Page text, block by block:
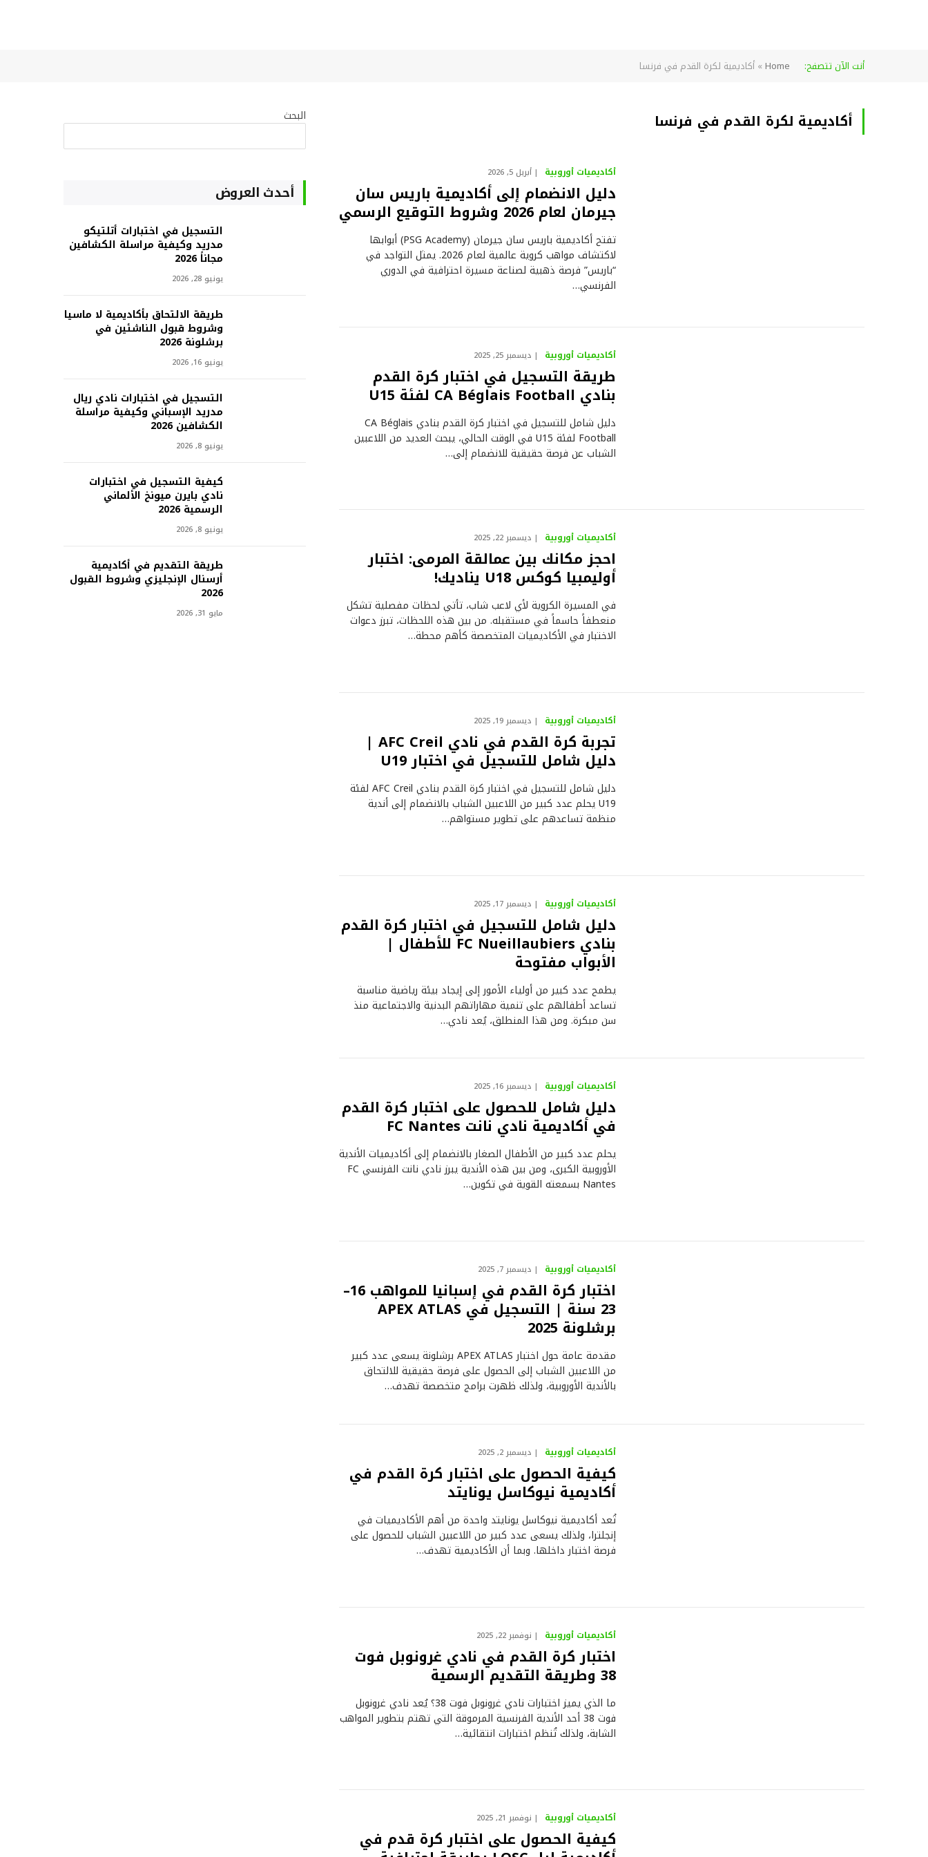
أنت الآن تتصفح: Home
» أكاديمية لكرة القدم في فرنسا
أكاديمية لكرة القدم في فرنسا
أكاديميات أوروبية أبريل 5, 2026
دليل الانضمام إلى أكاديمية باريس سان
جيرمان لعام 2026 وشروط التوقيع الرسمي
تفتح أكاديمية باريس سان جيرمان (PSG Academy) أبوابها
لاكتشاف مواهب كروية عالمية لعام 2026. يمثل التواجد في
“باريس” فرصة ذهبية لصناعة مسيرة احترافية في الدوري
الفرنسي…
أكاديميات أوروبية ديسمبر 25, 2025
طريقة التسجيل في اختبار كرة القدم
بنادي CA Béglais Football لفئة U15
دليل شامل للتسجيل في اختبار كرة القدم بنادي CA Béglais
Football لفئة U15 في الوقت الحالي، يبحث العديد من اللاعبين
الشباب عن فرصة حقيقية للانضمام إلى…
أكاديميات أوروبية ديسمبر 22, 2025
احجز مكانك بين عمالقة المرمى: اختبار
أوليمبيا كوكس U18 يناديك!
في المسيرة الكروية لأي لاعب شاب، تأتي لحظات مفصلية تشكل
منعطفاً حاسماً في مستقبله. من بين هذه اللحظات، تبرز دعوات
الاختبار في الأكاديميات المتخصصة كأهم محطة…
أكاديميات أوروبية ديسمبر 19, 2025
تجربة كرة القدم في نادي AFC Creil |
دليل شامل للتسجيل في اختبار U19
دليل شامل للتسجيل في اختبار كرة القدم بنادي AFC Creil لفئة
U19 يحلم عدد كبير من اللاعبين الشباب بالانضمام إلى أندية
منظمة تساعدهم على تطوير مستواهم…
أكاديميات أوروبية ديسمبر 17, 2025
دليل شامل للتسجيل في اختبار كرة القدم
بنادي FC Nueillaubiers للأطفال |
الأبواب مفتوحة
يطمح عدد كبير من أولياء الأمور إلى إيجاد بيئة رياضية مناسبة
تساعد أطفالهم على تنمية مهاراتهم البدنية والاجتماعية منذ
سن مبكرة. ومن هذا المنطلق، يُعد نادي…
أكاديميات أوروبية ديسمبر 16, 2025
دليل شامل للحصول على اختبار كرة القدم
في أكاديمية نادي نانت FC Nantes
يحلم عدد كبير من الأطفال الصغار بالانضمام إلى أكاديميات الأندية
الأوروبية الكبرى، ومن بين هذه الأندية يبرز نادي نانت الفرنسي FC
Nantes بسمعته القوية في تكوين…
أكاديميات أوروبية ديسمبر 7, 2025
اختبار كرة القدم في إسبانيا للمواهب 16–
23 سنة | التسجيل في APEX ATLAS
برشلونة 2025
مقدمة عامة حول اختبار APEX ATLAS برشلونة يسعى عدد كبير
من اللاعبين الشباب إلى الحصول على فرصة حقيقية للالتحاق
بالأندية الأوروبية، ولذلك ظهرت برامج متخصصة تهدف…
أكاديميات أوروبية ديسمبر 2, 2025
كيفية الحصول على اختبار كرة القدم في
أكاديمية نيوكاسل يونايتد
تُعد أكاديمية نيوكاسل يونايتد واحدة من أهم الأكاديميات في
إنجلترا، ولذلك يسعى عدد كبير من اللاعبين الشباب للحصول على
فرصة اختبار داخلها. وبما أن الأكاديمية تهدف…
أكاديميات أوروبية نوفمبر 22, 2025
اختبار كرة القدم في نادي غرونوبل فوت
38 وطريقة التقديم الرسمية
ما الذي يميز اختبارات نادي غرونوبل فوت 38؟ يُعد نادي غرونوبل
فوت 38 أحد الأندية الفرنسية المرموقة التي تهتم بتطوير المواهب
الشابة، ولذلك تُنظم اختبارات انتقائية…
أكاديميات أوروبية نوفمبر 21, 2025
كيفية الحصول على اختبار كرة قدم في
البحث
أحدث العروض
التسجيل في اختبارات أتلتيكو
مدريد وكيفية مراسلة الكشافين
مجاناً 2026
يونيو 28, 2026
طريقة الالتحاق بأكاديمية لا ماسيا
وشروط قبول الناشئين في
برشلونة 2026
يونيو 16, 2026
التسجيل في اختبارات نادي ريال
مدريد الإسباني وكيفية مراسلة
الكشافين 2026
يونيو 8, 2026
كيفية التسجيل في اختبارات
نادي بايرن ميونخ الألماني
الرسمية 2026
يونيو 8, 2026
طريقة التقديم في أكاديمية
أرسنال الإنجليزي وشروط القبول
2026
مايو 31, 2026